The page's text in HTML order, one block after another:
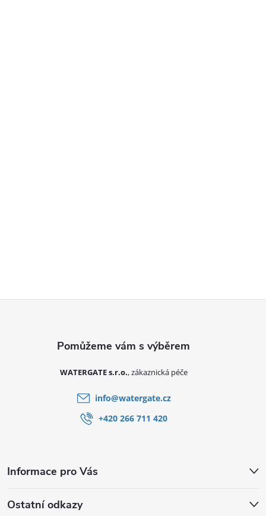
Informace pro Vás
Ostatní odkazy
WATERGATE s.r.o.
info@watergate.cz
+420 266 711 420